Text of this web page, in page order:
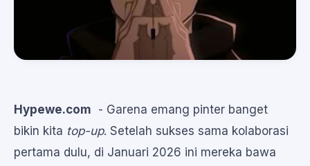
Hypewe.com - Garena emang pinter banget
bikin kita top-up. Setelah sukses sama kolaborasi
pertama dulu, di Januari 2026 ini mereka bawa